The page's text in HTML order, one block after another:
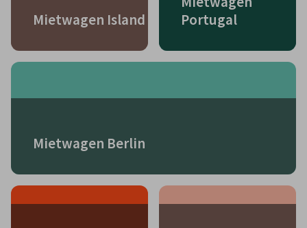
Mietwagen Island
Portugal
Mietwagen Berlin